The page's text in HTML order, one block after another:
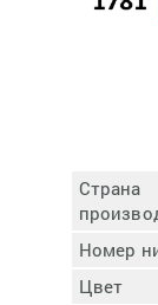
Страна
Номер
Цвет